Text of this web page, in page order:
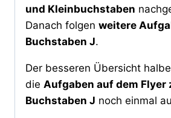
und Kleinbuchstaben
Danach folgen weitere
Buchstaben J.
Der besseren Übersicht
die Aufgaben auf dem Flyer
Buchstaben J noch einmal